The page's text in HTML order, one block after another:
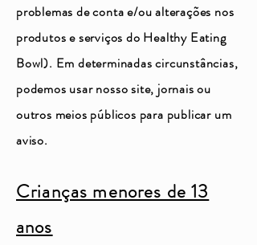
problemas de conta e/ou alterações nos
produtos e serviços do Healthy Eating
Bowl). Em determinadas circunstâncias,
podemos usar nosso site, jornais ou
outros meios públicos para publicar um
aviso.
Crianças menores de 13
anos